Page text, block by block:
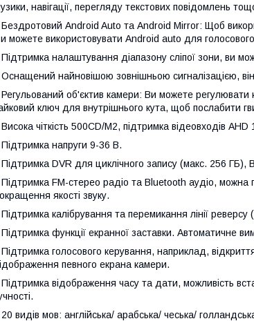
навігації, перегляду текстових повідомлень
Android Auto та Android Mirror: Щоб
можете використовувати Android auto для
налаштування діапазону сліпої зони, ви
найновішою зовнішньою сигналізацією,
об'єктив камери: Ви можете
ключ для внутрішнього кута, щоб послабити
чіткість 500CD/M2, підтримка відеовходів AHD
напруги 9-36 В.
DVR для циклічного запису (макс. 256
FM-стерео радіо та Bluetooth аудіо, можна
якості звуку.
калібрування та перемикання лінії реверсу
функції екранної заставки. Автоматичне
голосового керування, наприклад,
певного екрана камери.
відображення часу та дати, можливість
видів мов: англійська/ арабська/ чеська/